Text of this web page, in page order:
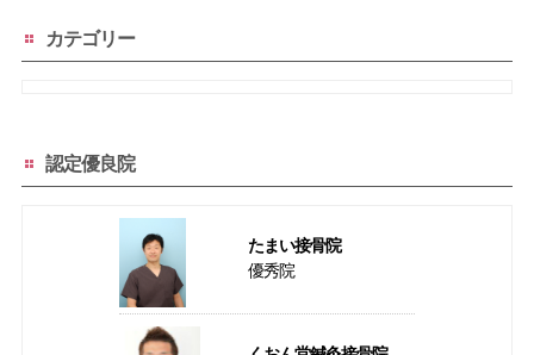
カテゴリー
認定優良院
たまい接骨院
優秀院